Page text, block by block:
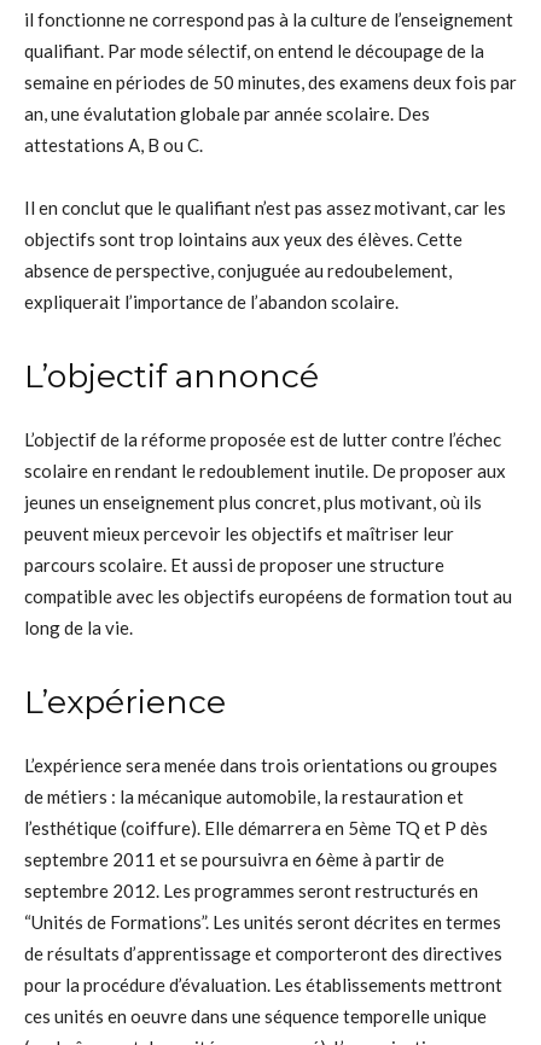
il fonctionne ne correspond pas à la culture de l’enseignement
qualifiant. Par mode sélectif, on entend le découpage de la
semaine en périodes de 50 minutes, des examens deux fois par
an, une évalutation globale par année scolaire. Des
attestations A, B ou C.
Il en conclut que le qualifiant n’est pas assez motivant, car les
objectifs sont trop lointains aux yeux des élèves. Cette
absence de perspective, conjuguée au redoubelement,
expliquerait l’importance de l’abandon scolaire.
L’objectif annoncé
L’objectif de la réforme proposée est de lutter contre l’échec
scolaire en rendant le redoublement inutile. De proposer aux
jeunes un enseignement plus concret, plus motivant, où ils
peuvent mieux percevoir les objectifs et maîtriser leur
parcours scolaire. Et aussi de proposer une structure
compatible avec les objectifs européens de formation tout au
long de la vie.
L’expérience
L’expérience sera menée dans trois orientations ou groupes
de métiers : la mécanique automobile, la restauration et
l’esthétique (coiffure). Elle démarrera en 5ème TQ et P dès
septembre 2011 et se poursuivra en 6ème à partir de
septembre 2012. Les programmes seront restructurés en
“Unités de Formations”. Les unités seront décrites en termes
de résultats d’apprentissage et comporteront des directives
pour la procédure d’évaluation. Les établissements mettront
ces unités en oeuvre dans une séquence temporelle unique